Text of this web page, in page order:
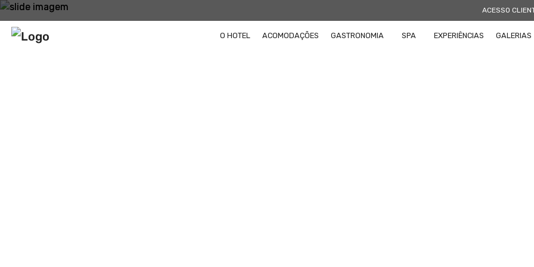
ACESSO
O HOTEL ACOMODAÇÕES GASTRONOMIA SPA EXPERIÊNCIAS GALERIAS